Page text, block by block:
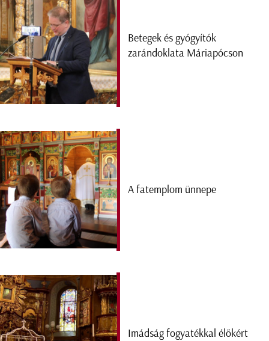
Betegek és gyógyítók
zarándoklata Máriapócson
A fatemplom ünnepe
Imádság fogyatékkal élőkért